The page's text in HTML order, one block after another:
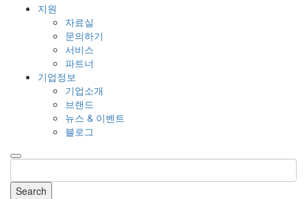
지원
자료실
문의하기
서비스
파트너
기업정보
기업소개
브랜드
뉴스 & 이벤트
블로그
Search